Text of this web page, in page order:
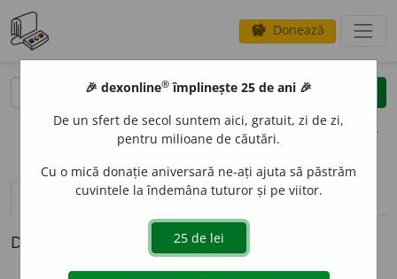
savings Donează
clear
opțiuni
definiții (1)
Definiția cu ID-ul 1100035:
🎉 dexonline® împlinește 25 de ani 🎉
De un sfert de secol suntem aici, gratuit, zi de zi,
pentru milioane de căutări.
Cu o mică donație aniversară ne-ați ajuta să păstrăm
cuvintele la îndemâna tuturor și pe viitor.